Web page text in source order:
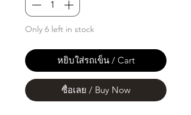
Only 6 left in stock
หยิบใส่รถเข็น / Cart
ซื้อเลย / Buy Now